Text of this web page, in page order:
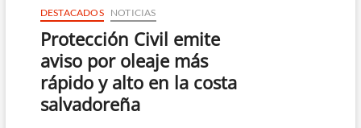
Bomberos
de
El
DESTACADOS NOTICIAS
Protección Civil emite
aviso por oleaje más
rápido y alto en la costa
salvadoreña